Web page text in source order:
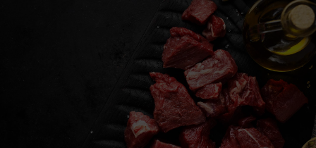
Notte Bianca A Romanengo ‣
Spiedo Marinoni